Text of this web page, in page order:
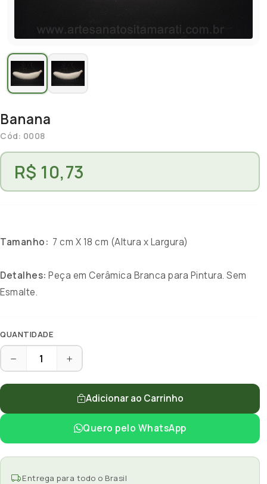
Banana
Cód: 0008
R$ 10,73
Tamanho: 7 cm X 18 cm (Altura x Largura)
Detalhes: Peça em Cerâmica Branca para Pintura. Sem
Esmalte.
QUANTIDADE
Adicionar ao Carrinho
Quero pelo WhatsApp
Entrega para todo o Brasil